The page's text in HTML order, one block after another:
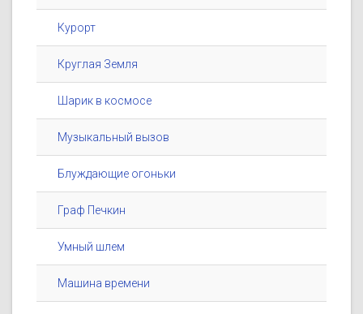
Курорт
Круглая Земля
Шарик в космосе
Музыкальный вызов
Блуждающие огоньки
Граф Печкин
Умный шлем
Машина времени